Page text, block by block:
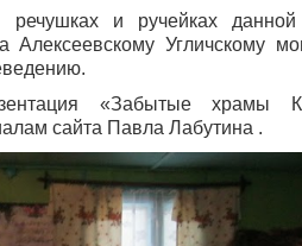
и ручейках данной
Угличскому
«Забытые храмы
сайта Павла Лабутина .